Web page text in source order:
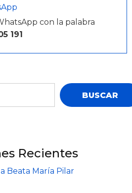
con la palabra
191
BUSCAR
Recientes
Beata María Pilar